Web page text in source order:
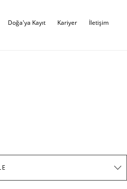
Doğa'ya Kayıt Kariyer İletişim